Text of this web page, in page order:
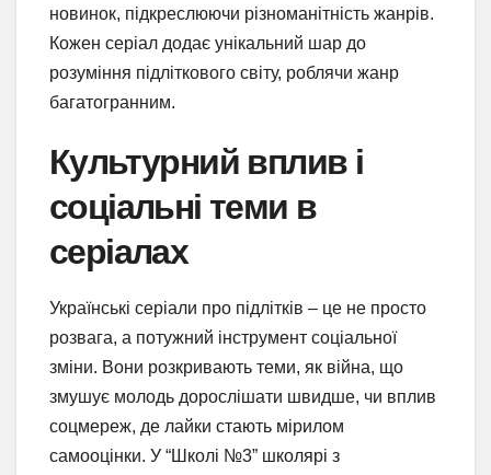
новинок, підкреслюючи різноманітність жанрів.
Кожен серіал додає унікальний шар до
розуміння підліткового світу, роблячи жанр
багатогранним.
Культурний вплив і
соціальні теми в
серіалах
Українські серіали про підлітків – це не просто
розвага, а потужний інструмент соціальної
зміни. Вони розкривають теми, як війна, що
змушує молодь дорослішати швидше, чи вплив
соцмереж, де лайки стають мірилом
самооцінки. У “Школі №3” школярі з